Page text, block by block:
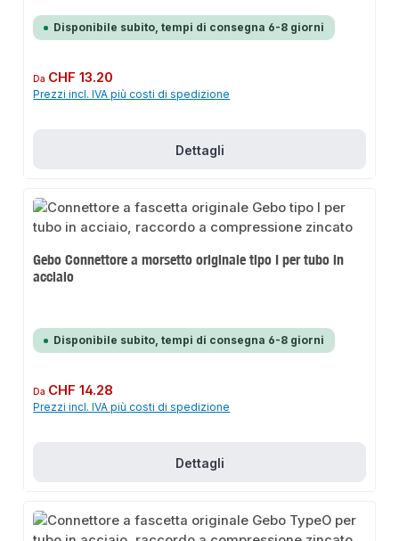
Disponibile subito, tempi di consegna 6-8 giorni
Prezzo normale:
Da CHF 13.20
Prezzi incl. IVA più costi di spedizione
Dettagli
Gebo Connettore a morsetto originale tipo I per tubo in
acciaio
Disponibile subito, tempi di consegna 6-8 giorni
Prezzo normale:
Da CHF 14.28
Prezzi incl. IVA più costi di spedizione
Dettagli